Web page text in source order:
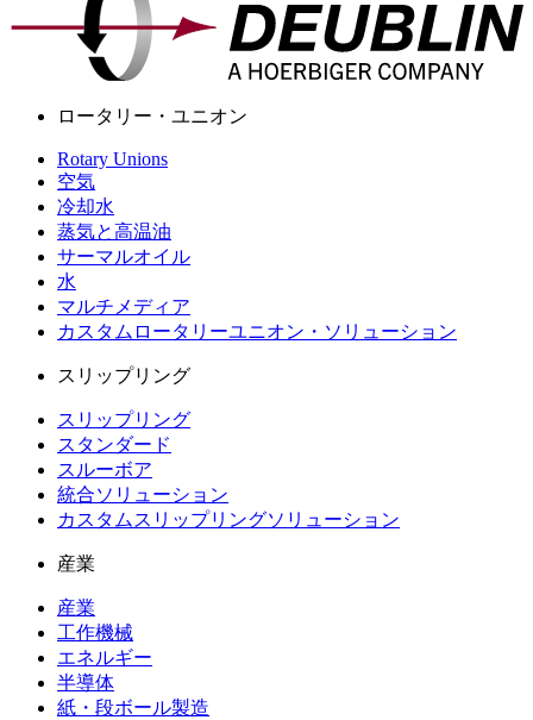
ロータリー・ユニオン
Rotary Unions
空気
冷却水
蒸気と高温油
サーマルオイル
水
マルチメディア
カスタムロータリーユニオン・ソリューション
スリップリング
スリップリング
スタンダード
スルーボア
統合ソリューション
カスタムスリップリングソリューション
産業
産業
工作機械
エネルギー
半導体
紙・段ボール製造